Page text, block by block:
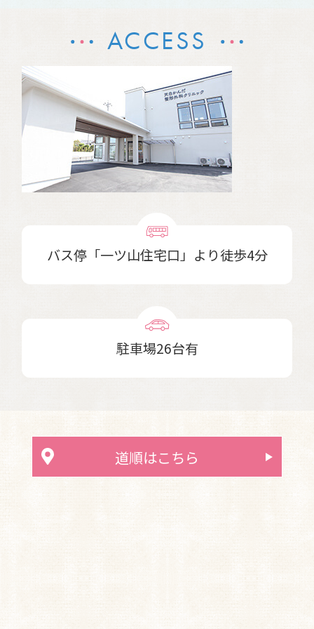
ACCESS
バス停「一ツ山住宅口」より徒歩4分
駐車場26台有
道順はこちら